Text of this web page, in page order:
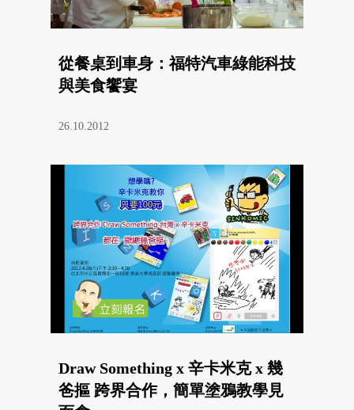
從餐桌到車身：福特汽車綠能科技
與美食饗宴
26.10.2012
Draw Something x 辛卡米克 x 幾
爸摳 跨界合作，簡單塗鴉教學見